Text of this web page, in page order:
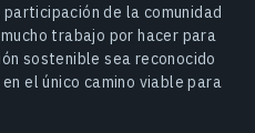
de la comunidad
trabajo por hacer para
sostenible sea reconocido
el único camino viable para